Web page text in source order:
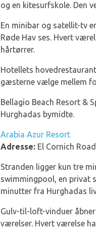
og en kitesurfskole. Den
En minibar og satellit-tv
Røde Hav ses. Hvert
hårtørrer.
Hotellets
gæsterne vælge mellem
Bellagio Beach Resort &
Hurghadas bymidte.
Arabia Azur Resort
Adresse: El Cornich
Stranden ligger kun tre
swimmingpool, en privat
minutter fra Hurghadas
Gulv-til-loft-vinduer
værelser. Hvert værelse